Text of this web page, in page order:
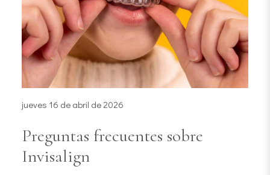
jueves 16 de abril de 2026
Preguntas frecuentes sobre
Invisalign